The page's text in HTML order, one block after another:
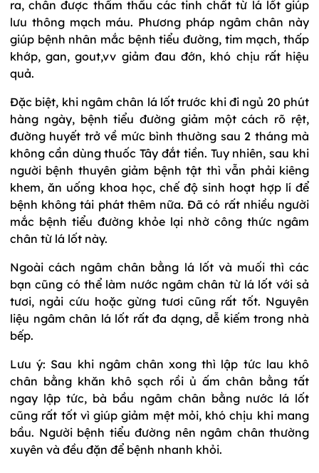
ra, chân được thẩm thấu các tinh chất từ lá lốt giúp
lưu thông mạch máu. Phương pháp ngâm chân này
giúp bệnh nhân mắc bệnh tiểu đường, tim mạch, thấp
khớp, gan, gout,vv giảm đau đớn, khó chịu rất hiệu
quả.
Đặc biệt, khi ngâm chân lá lốt trước khi đi ngủ 20 phút
hàng ngày, bệnh tiểu đường giảm một cách rõ rệt,
đường huyết trở về mức bình thường sau 2 tháng mà
không cần dùng thuốc Tây đắt tiền. Tuy nhiên, sau khi
người bệnh thuyên giảm bệnh tật thì vẫn phải kiêng
khem, ăn uống khoa học, chế độ sinh hoạt hợp lí để
bệnh không tái phát thêm nữa. Đã có rất nhiều người
mắc bệnh tiểu đường khỏe lại nhờ công thức ngâm
chân từ lá lốt này.
Ngoài cách ngâm chân bằng lá lốt và muối thì các
bạn cũng có thể làm nước ngâm chân từ lá lốt với sả
tươi, ngải cứu hoặc gừng tươi cũng rất tốt. Nguyên
liệu ngâm chân lá lốt rất đa dạng, dễ kiếm trong nhà
bếp.
Lưu ý: Sau khi ngâm chân xong thì lập tức lau khô
chân bằng khăn khô sạch rồi ủ ấm chân bằng tất
ngay lập tức, bà bầu ngâm chân bằng nước lá lốt
cũng rất tốt vì giúp giảm mệt mỏi, khó chịu khi mang
bầu. Người bệnh tiểu đường nên ngâm chân thường
xuyên và đều đặn để bệnh nhanh khỏi.